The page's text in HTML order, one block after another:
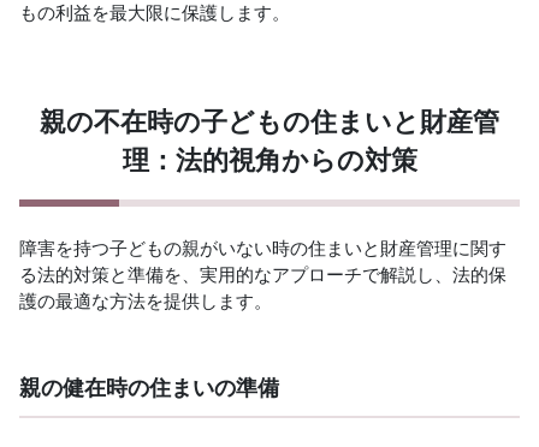
もの利益を最大限に保護します。
親の不在時の子どもの住まいと財産管
理：法的視角からの対策
障害を持つ子どもの親がいない時の住まいと財産管理に関す
る法的対策と準備を、実用的なアプローチで解説し、法的保
護の最適な方法を提供します。
親の健在時の住まいの準備